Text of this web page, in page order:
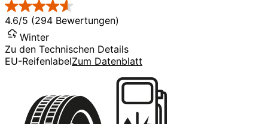
4.6/5 (294 Bewertungen)
Winter
Zu den Technischen Details
EU-ReifenlabelZum Datenblatt